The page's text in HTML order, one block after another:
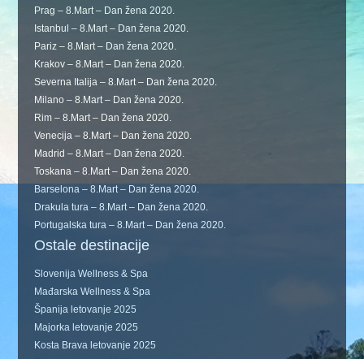
Prag – 8.Mart – Dan žena 2020.
Istanbul – 8.Mart – Dan žena 2020.
Pariz – 8.Mart – Dan žena 2020.
Krakov – 8.Mart – Dan žena 2020.
Severna Italija – 8.Mart – Dan žena 2020.
Milano – 8.Mart – Dan žena 2020.
Rim – 8.Mart – Dan žena 2020.
Venecija – 8.Mart – Dan žena 2020.
Madrid – 8.Mart – Dan žena 2020.
Toskana – 8.Mart – Dan žena 2020.
Barselona – 8.Mart – Dan žena 2020.
Drakula tura – 8.Mart – Dan žena 2020.
Portugalska tura – 8.Mart – Dan žena 2020.
Ostale destinacije
Slovenija Wellness & Spa
Mađarska Wellness & Spa
Španija letovanje 2025
Majorka letovanje 2025
Kosta Brava letovanje 2025